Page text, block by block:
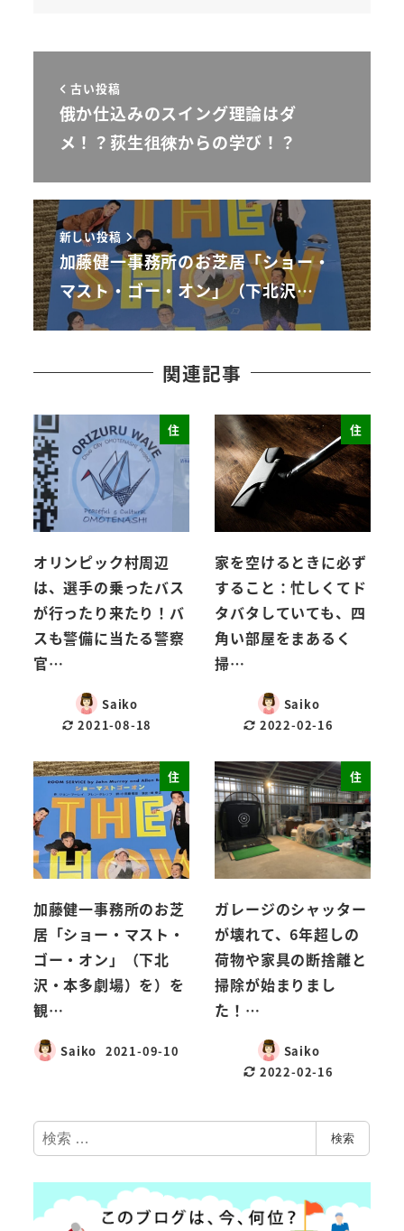
古い投稿
俄か仕込みのスイング理論はダ
メ！？荻生徂徠からの学び！？
新しい投稿
加藤健一事務所のお芝居「ショー・
マスト・ゴー・オン」（下北沢…
関連記事
住
オリンピック村周辺
は、選手の乗ったバス
が行ったり来たり！バ
スも警備に当たる警察
官…
Saiko
2021-08-18
住
家を空けるときに必ず
すること：忙しくてド
タバタしていても、四
角い部屋をまあるく
掃…
Saiko
2022-02-16
住
加藤健一事務所のお芝
居「ショー・マスト・
ゴー・オン」（下北
沢・本多劇場）を）を
観…
Saiko 2021-09-10
住
ガレージのシャッター
が壊れて、6年超しの
荷物や家具の断捨離と
掃除が始まりまし
た！…
Saiko
2022-02-16
検
索
検索